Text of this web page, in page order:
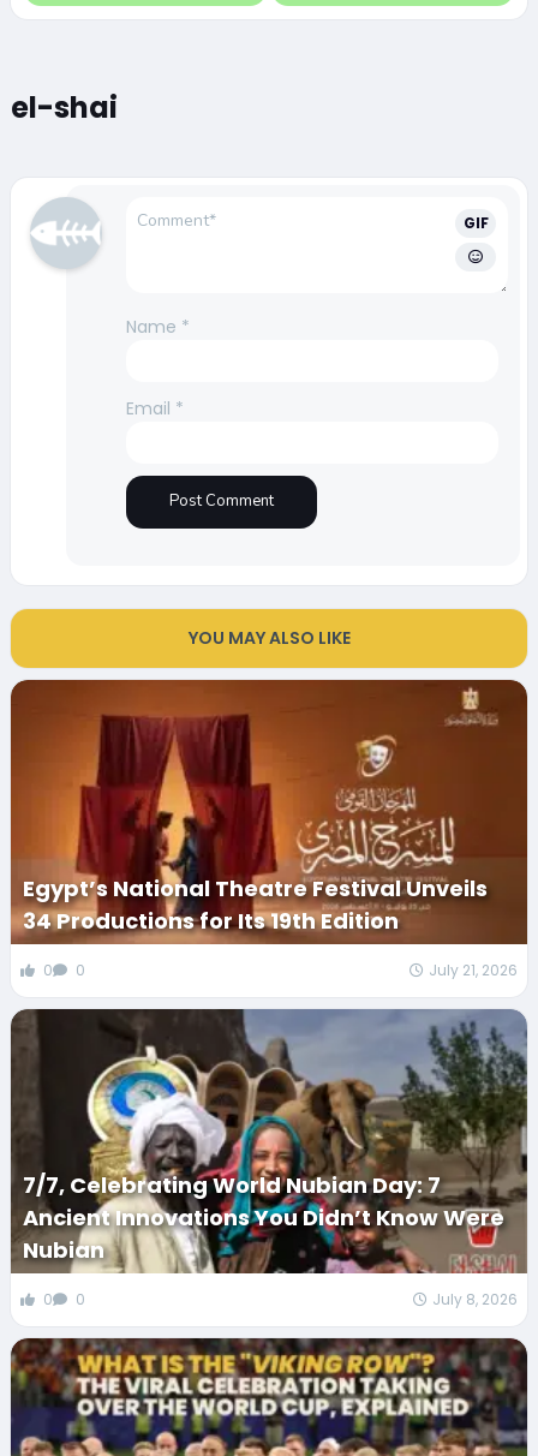
el-shai
GIF
Name *
Email *
YOU MAY ALSO LIKE
Egypt’s National Theatre Festival Unveils
34 Productions for Its 19th Edition
0 0 July 21, 2026
7/7, Celebrating World Nubian Day: 7
Ancient Innovations You Didn’t Know Were
Nubian
0 0 July 8, 2026